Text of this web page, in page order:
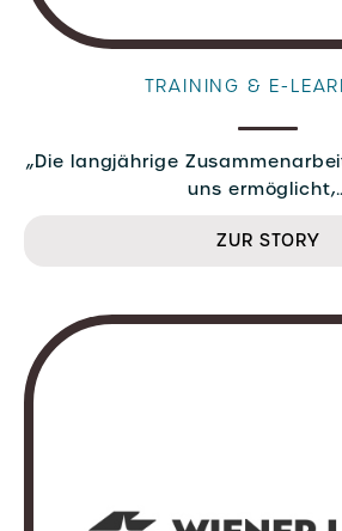
TRAINING & E-
„Die langjährige
uns
ZUR STORY